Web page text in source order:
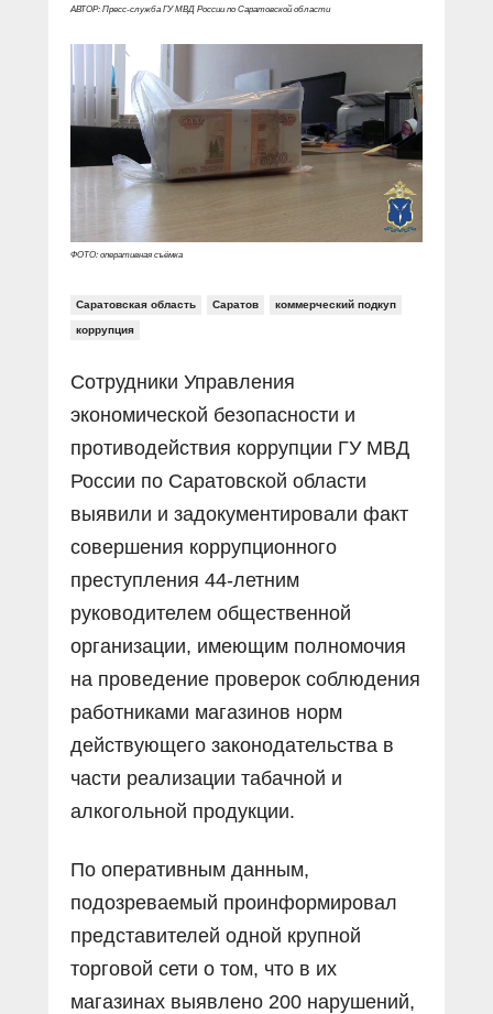
Социальные ролики
Документальные фильмы
Прямой разговор
Специальный репортаж
КиберПОСТОВОЙ
Журнал «Полиция России»
Контакты
Вакансии
АВТОР: Пресс-служба ГУ МВД России по Саратовской области
ФОТО: оперативная съёмка
Саратовская область Саратов коммерческий подкуп
коррупция
Сотрудники Управления
экономической безопасности и
противодействия коррупции ГУ МВД
России по Саратовской области
выявили и задокументировали факт
совершения коррупционного
преступления 44-летним
руководителем общественной
организации, имеющим полномочия
на проведение проверок соблюдения
работниками магазинов норм
действующего законодательства в
части реализации табачной и
алкогольной продукции.
По оперативным данным,
подозреваемый проинформировал
представителей одной крупной
торговой сети о том, что в их
магазинах выявлено 200 нарушений,